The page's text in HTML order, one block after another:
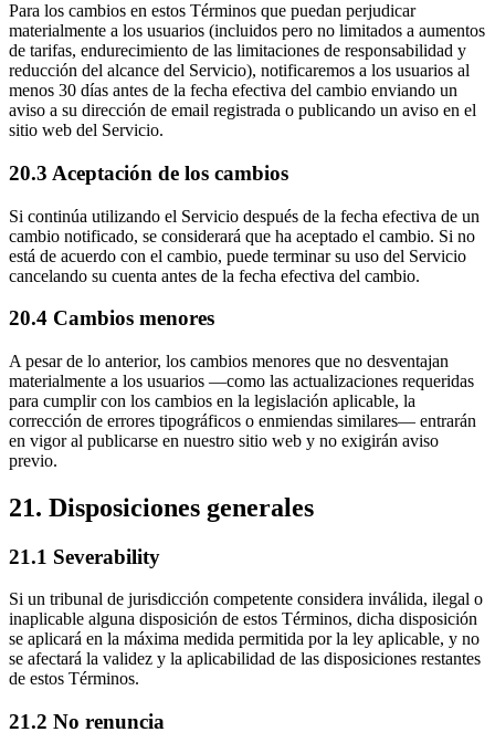
Para los cambios en estos Términos que puedan perjudicar
materialmente a los usuarios (incluidos pero no limitados a aumentos
de tarifas, endurecimiento de las limitaciones de responsabilidad y
reducción del alcance del Servicio), notificaremos a los usuarios al
menos 30 días antes de la fecha efectiva del cambio enviando un
aviso a su dirección de email registrada o publicando un aviso en el
sitio web del Servicio.
20.3 Aceptación de los cambios
Si continúa utilizando el Servicio después de la fecha efectiva de un
cambio notificado, se considerará que ha aceptado el cambio. Si no
está de acuerdo con el cambio, puede terminar su uso del Servicio
cancelando su cuenta antes de la fecha efectiva del cambio.
20.4 Cambios menores
A pesar de lo anterior, los cambios menores que no desventajan
materialmente a los usuarios —como las actualizaciones requeridas
para cumplir con los cambios en la legislación aplicable, la
corrección de errores tipográficos o enmiendas similares— entrarán
en vigor al publicarse en nuestro sitio web y no exigirán aviso
previo.
21. Disposiciones generales
21.1 Severability
Si un tribunal de jurisdicción competente considera inválida, ilegal o
inaplicable alguna disposición de estos Términos, dicha disposición
se aplicará en la máxima medida permitida por la ley aplicable, y no
se afectará la validez y la aplicabilidad de las disposiciones restantes
de estos Términos.
21.2 No renuncia